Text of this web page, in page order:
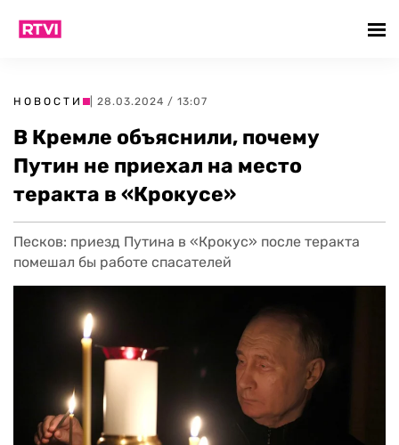
НОВОСТИ | 28.03.2024 / 13:07
В Кремле объяснили, почему
Путин не приехал на место
теракта в «Крокусе»
Песков: приезд Путина в «Крокус» после теракта
помешал бы работе спасателей